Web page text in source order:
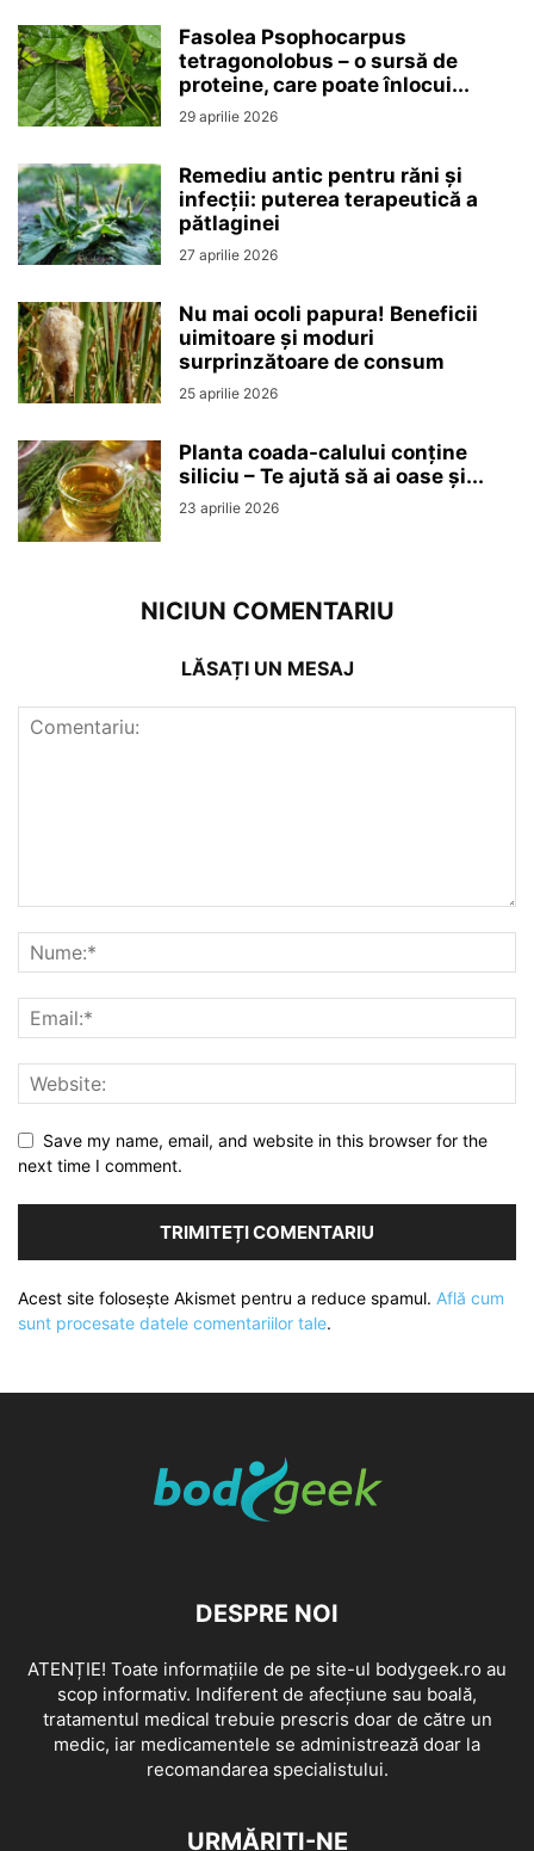
Fasolea Psophocarpus
tetragonolobus – o sursă de
proteine, care poate înlocui...
29 aprilie 2026
Remediu antic pentru răni și
infecții: puterea terapeutică a
pătlaginei
27 aprilie 2026
Nu mai ocoli papura! Beneficii
uimitoare și moduri
surprinzătoare de consum
25 aprilie 2026
Planta coada-calului conține
siliciu – Te ajută să ai oase și...
23 aprilie 2026
NICIUN COMENTARIU
LĂSAȚI UN MESAJ
Save my name, email, and website in this browser for the
next time I comment.
Acest site folosește Akismet pentru a reduce spamul. Află cum
sunt procesate datele comentariilor tale.
DESPRE NOI
ATENȚIE! Toate informațiile de pe site-ul bodygeek.ro au
scop informativ. Indiferent de afecțiune sau boală,
tratamentul medical trebuie prescris doar de către un
medic, iar medicamentele se administrează doar la
recomandarea specialistului.
URMĂRIȚI-NE